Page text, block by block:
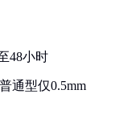
48小时
通型仅0.5mm